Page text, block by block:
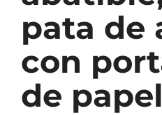
pata de
con
de papel